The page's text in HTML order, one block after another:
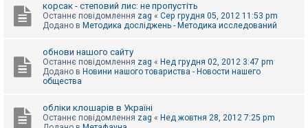
корсак - степовий лис: не пропустіть
Останнє повідомлення zag « Сер грудня 05, 2012 11:53 pm
Додано в Методика досліджень - Методика исследований
обнови нашого сайту
Останнє повідомлення zag « Нед грудня 02, 2012 3:47 pm
Додано в Новини нашого товариства - Новости нашего
общества
обліки клошарів в Україні
Останнє повідомлення zag « Нед жовтня 28, 2012 7:25 pm